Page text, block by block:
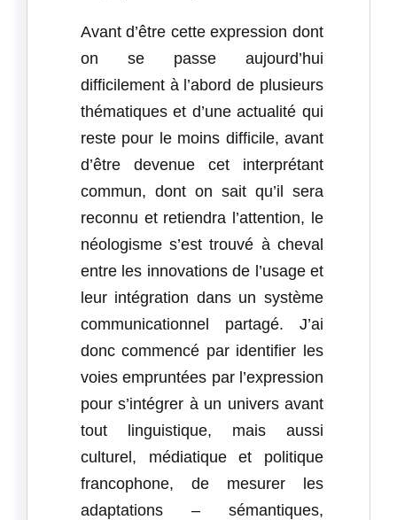
Avant d’être cette expression dont
on se passe aujourd’hui
difficilement à l’abord de plusieurs
thématiques et d’une actualité qui
reste pour le moins difficile, avant
d’être devenue cet interprétant
commun, dont on sait qu’il sera
reconnu et retiendra l’attention, le
néologisme s’est trouvé à cheval
entre les innovations de l’usage et
leur intégration dans un système
communicationnel partagé. J’ai
donc commencé par identifier les
voies empruntées par l’expression
pour s’intégrer à un univers avant
tout linguistique, mais aussi
culturel, médiatique et politique
francophone, de mesurer les
adaptations – sémantiques,